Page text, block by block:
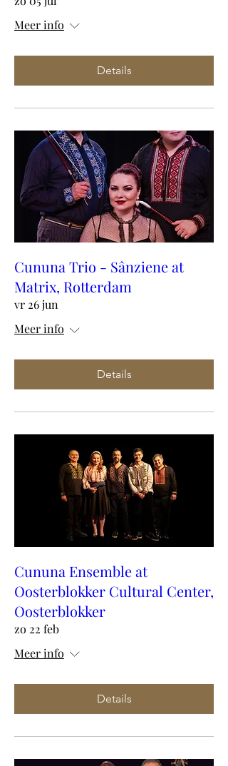
Meer info
Details
Cununa Trio - Sânziene at
Matrix, Rotterdam
vr 26 jun
Meer info
Details
Cununa Ensemble at
Oosterblokker Cultural Center,
Oosterblokker
zo 22 feb
Meer info
Details